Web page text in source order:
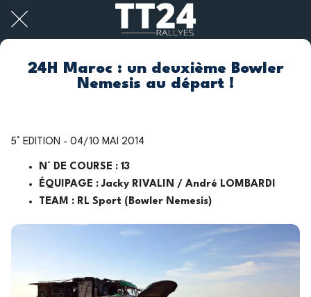
24H Maroc : un deuxième Bowler
Nemesis au départ !
5° EDITION - 04/10 MAI 2014
N° DE COURSE : 13
ÉQUIPAGE : Jacky RIVALIN / André LOMBARDI
TEAM : RL Sport (Bowler Nemesis)